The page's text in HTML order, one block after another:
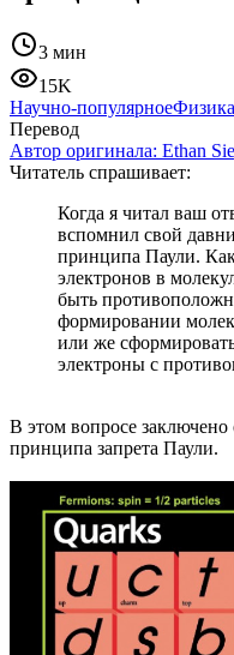
3 мин
15K
Научно-популярноеФизика
Перевод
Автор оригинала: Ethan
Читатель спрашивает:
Когда я читал ваш
вспомнил свой
принципа Паули.
электронов в
быть
формировании
или же
электроны с
В этом вопросе
принципа запрета Паули.